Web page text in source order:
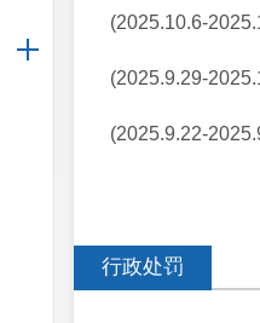
(2025.10.6-
(2025.9.29-
(2025.9.22-
行政处罚